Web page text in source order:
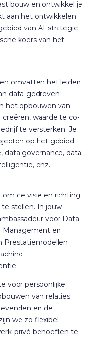
bouw en ontwikkel je
aan het ontwikkelen
van AI-strategie
koers van het
omvatten het leiden
data-gedreven
het opbouwen van
waarde te co-
te versterken. Je
op het gebied
data governance, data
enz.
de visie en richting
stellen. In jouw
voor Data
Management en
Prestatiemodellen
voor persoonlijke
van relaties
en de
we zo flexibel
privé behoeften te